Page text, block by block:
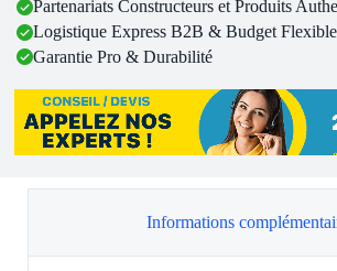
Partenariats Constructeurs et Produits
Logistique Express B2B & Budget Flexible
Garantie Pro & Durabilité
Informations